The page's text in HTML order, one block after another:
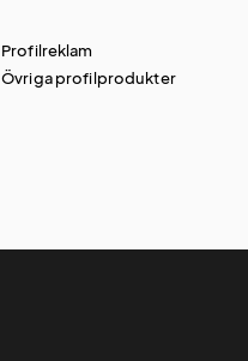
Profilreklam
Övriga profilprodukter